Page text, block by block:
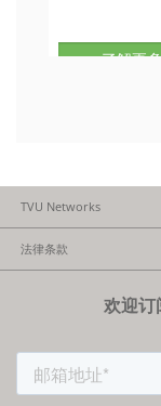
了解更多
TVU Networks
法律条款
欢迎